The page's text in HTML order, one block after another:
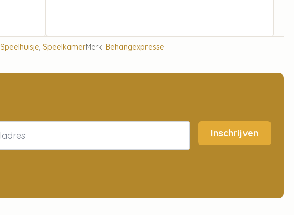
Speelhuisje, SpeelkamerMerk: Behangexpresse
Inschrijven